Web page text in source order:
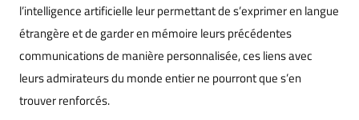
l’intelligence artificielle leur permettant de s’exprimer en langue
étrangère et de garder en mémoire leurs précédentes
communications de manière personnalisée, ces liens avec
leurs admirateurs du monde entier ne pourront que s’en
trouver renforcés.